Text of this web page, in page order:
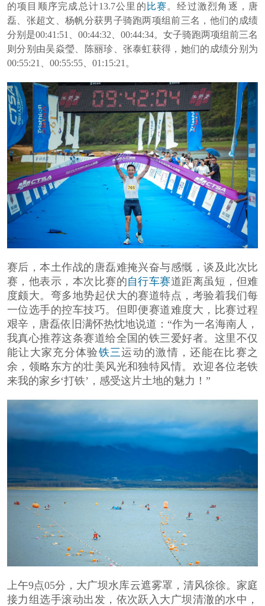
的项目顺序完成总计13.7公里的 比赛 。经过激烈角逐，唐
磊、张超文、杨帆分获男子骑跑两项组前三名，他们的成绩
分别是00:41:51、00:44:32、00:44:34。女子骑跑两项组前三名
则分别由吴焱瑩、陈丽珍、张泰虹获得，她们的成绩分别为
00:55:21、00:55:55、01:15:21。
赛后，本土作战的唐磊难掩兴奋与感慨，谈及此次比
赛，他表示，本次比赛的自行车赛道距离虽短，但难
度颇大。弯多地势起伏大的赛道特点，考验着我们每
一位选手的控车技巧。但即便赛道难度大，比赛过程
艰辛，唐磊依旧满怀热忱地说道：“作为一名海南人，
我真心推荐这条赛道给全国的铁三爱好者。这里不仅
能让大家充分体验铁三运动的激情，还能在比赛之
余，领略东方的壮美风光和独特风情。欢迎各位老铁
来我的家乡‘打铁’，感受这片土地的魅力！”
上午9点05分，大广坝水库云遮雾罩，清风徐徐。家庭
接力组选手滚动出发，依次跃入大广坝清澈的水中，